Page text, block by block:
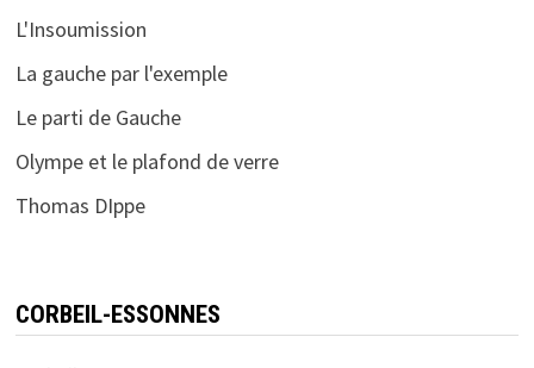
L'Insoumission
La gauche par l'exemple
Le parti de Gauche
Olympe et le plafond de verre
Thomas DIppe
CORBEIL-ESSONNES